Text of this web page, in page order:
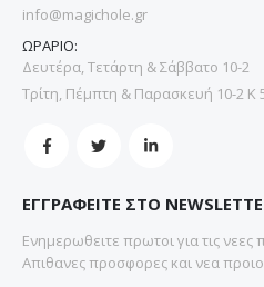
info@magichole.gr
ΩΡΑΡΙΟ:
Δευτέρα, Τετάρτη & Σάββατο 10-2
Τρίτη, Πέμπτη & Παρασκευή 10-2 Κ
ΕΓΓΡΑΦΕΙΤΕ ΣΤΟ
Ενημερωθειτε πρωτοι για τις νεες
Απιθανες προσφορες και νεα